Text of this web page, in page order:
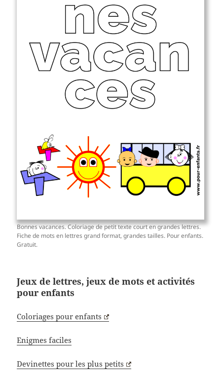
Bonnes vacances. Coloriage de petit texte court en grandes lettres.
Fiche de mots en lettres grand format, grandes tailles. Pour enfants.
Gratuit.
Jeux de lettres, jeux de mots et activités
pour enfants
Coloriages pour enfants
Enigmes faciles
Devinettes pour les plus petits